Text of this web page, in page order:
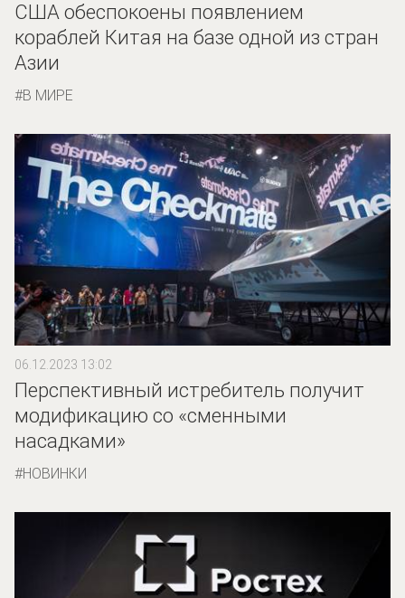
CША обеспокоены появлением
кораблей Китая на базе одной из стран
Азии
В МИРЕ
06.12.2023 13:02
Перспективный истребитель получит
модификацию со «сменными
насадками»
НОВИНКИ